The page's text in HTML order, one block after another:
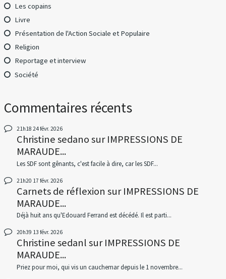
Les copains
Livre
Présentation de l'Action Sociale et Populaire
Religion
Reportage et interview
Société
Commentaires récents
21h18 24févr. 2026
Christine sedanosurIMPRESSIONS DE
MARAUDE...
Les SDF sont gênants, c'est facile à dire, car les SDF...
21h20 17 févr. 2026
Carnets de réflexion surIMPRESSIONS DE
MARAUDE...
Déjà huit ans qu'Edouard Ferrand est décédé. Il est parti...
20h39 13 févr. 2026
Christine sedanlsurIMPRESSIONS DE
MARAUDE...
Priez pour moi, qui vis un cauchemar depuis le 1 novembre...